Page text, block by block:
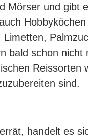
Mörser und gibt
Limetten,
bald schon
sind.
handelt es